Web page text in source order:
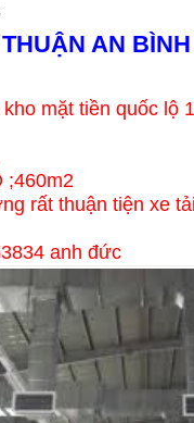
AN
mặt tiền quốc lộ
;460m2
rất thuận tiện xe
anh đức